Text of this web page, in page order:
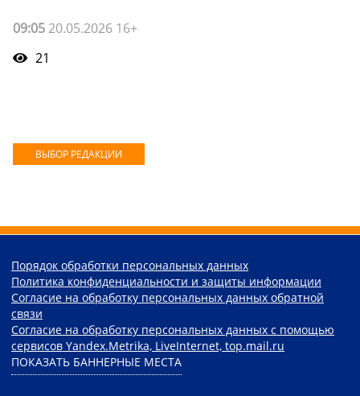
09:05 20.05.2026 16+
21
ВЫБОР РЕДАКЦИИ
Порядок обработки персональных данных
Политика конфиденциальности и защиты информации
Согласие на обработку персональных данных обратной
связи
Согласие на обработку персональных данных с помощью
сервисов Yandex.Metrika, LiveInternet, top.mail.ru
ПОКАЗАТЬ БАННЕРНЫЕ МЕСТА